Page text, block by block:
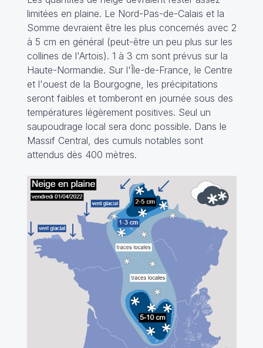
limitées en plaine. Le Nord-Pas-de-Calais et la
Somme devraient être les plus concernés avec 2
à 5 cm en général (peut-être un peu plus sur les
collines de l'Artois). 1 à 3 cm sont prévus sur la
Haute-Normandie. Sur l'Île-de-France, le Centre
et l'ouest de la Bourgogne, les précipitations
seront faibles et tomberont en journée sous des
températures légèrement positives. Seul un
saupoudrage local sera donc possible. Dans le
Massif Central, des cumuls notables sont
attendus dès 400 mètres.